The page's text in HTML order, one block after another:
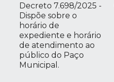
Decreto 7.698/2025 -
Dispõe sobre o
horário de
expediente e horário
de atendimento ao
público do Paço
Municipal.